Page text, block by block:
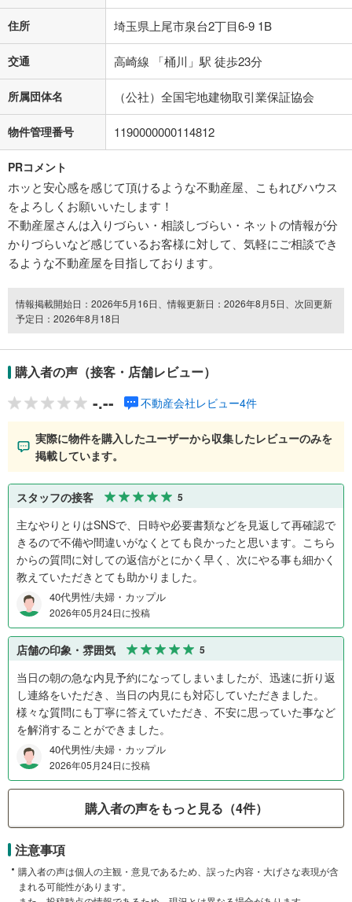
住所 埼玉県上尾市泉台2丁目6-9 1B
交通 高崎線 「桶川」駅 徒歩23分
所属団体名 （公社）全国宅地建物取引業保証協会
物件管理番号 1190000000114812
PRコメント
ホッと安心感を感じて頂けるような不動産屋、こもれびハウス
をよろしくお願いいたします！
不動産屋さんは入りづらい・相談しづらい・ネットの情報が分
かりづらいなど感じているお客様に対して、気軽にご相談でき
るような不動産屋を目指しております。
情報掲載開始日：2026年5月16日、情報更新日：2026年8月5日、次回更新
予定日：2026年8月18日
購入者の声（接客・店舗レビュー）
-.-- 不動産会社レビュー4件
実際に物件を購入したユーザーから収集したレビューのみを
掲載しています。
スタッフの接客 5
主なやりとりはSNSで、日時や必要書類などを見返して再確認で
きるので不備や間違いがなくとても良かったと思います。こちら
からの質問に対しての返信がとにかく早く、次にやる事も細かく
教えていただきとても助かりました。
40代男性/夫婦・カップル
2026年05月24日に投稿
店舗の印象・雰囲気 5
当日の朝の急な内見予約になってしまいましたが、迅速に折り返
し連絡をいただき、当日の内見にも対応していただきました。
様々な質問にも丁寧に答えていただき、不安に思っていた事など
を解消することができました。
40代男性/夫婦・カップル
2026年05月24日に投稿
購入者の声をもっと見る（4件）
注意事項
購入者の声は個人の主観・意見であるため、誤った内容・大げさな表現が含
まれる可能性があります。